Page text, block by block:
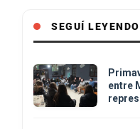
SEGUÍ
entre